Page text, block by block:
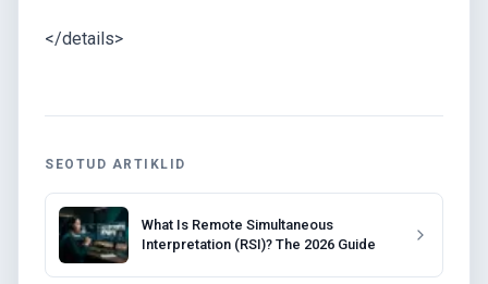
</details>
SEOTUD ARTIKLID
What Is Remote Simultaneous
Interpretation (RSI)? The 2026 Guide